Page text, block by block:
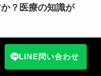
？医療の知識が
。
、医療の知識ゼロ
LINE問い合わせ